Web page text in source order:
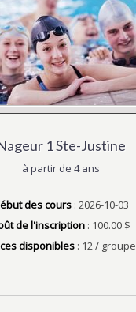
1 Ste-Justine
à partir de 4 ans
des cours: 2026-10-03
de l'inscription: 100.00 $
disponibles : 12 / groupe